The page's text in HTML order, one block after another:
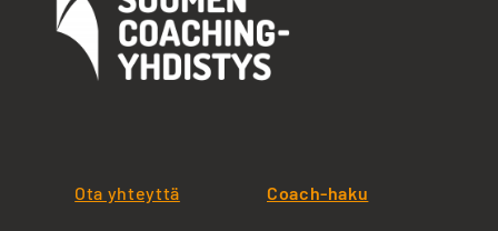
Ota yhteyttä Coach-haku